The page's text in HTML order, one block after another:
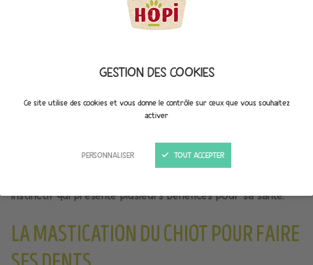
GESTION DES COOKIES
Ce site utilise des cookies et vous donne le contrôle sur ceux que vous souhaitez
activer
PERSONNALISER TOUT ACCEPTER
POURQUOI UN CHIEN A-T-IL
BESOIN DE MASTIQUER ?
instinctif qui présente plusieurs bénéfices pour sa santé.
LA MASTICATION DU CHIOT POUR FAIRE